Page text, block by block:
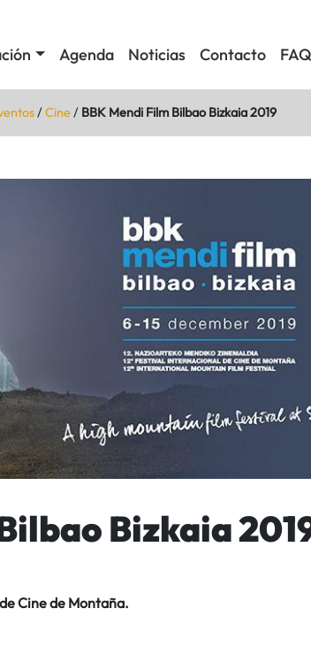
Agenda Noticias Contacto
/Cine/ BBK Mendi Film Bilbao Bizkaia 2019
Bizkaia
Cine de Montaña.